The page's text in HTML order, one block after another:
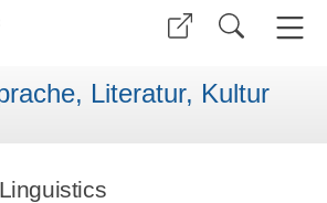
Literatur, Kultur